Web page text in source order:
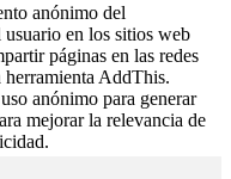
anónimo del
en los sitios web
páginas en las redes
herramienta AddThis.
anónimo para generar
mejorar la relevancia de